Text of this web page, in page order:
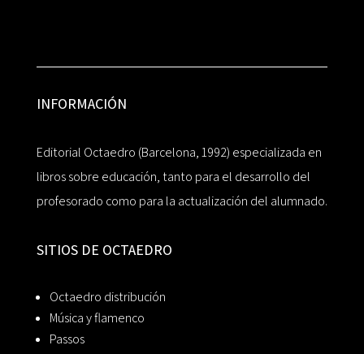
INFORMACIÓN
Editorial Octaedro (Barcelona, 1992) especializada en
libros sobre educación, tanto para el desarrollo del
profesorado como para la actualización del alumnado.
SITIOS DE OCTAEDRO
Octaedro distribución
Música y flamenco
Passos